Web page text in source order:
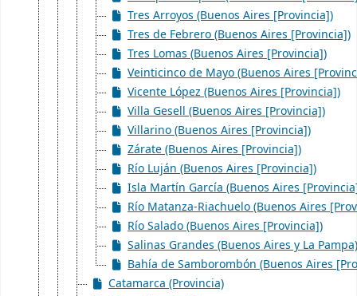
Tres Arroyos (Buenos Aires [Provincia])
Tres de Febrero (Buenos Aires [Provincia])
Tres Lomas (Buenos Aires [Provincia])
Veinticinco de Mayo (Buenos Aires
Vicente López (Buenos Aires [Provincia])
Villa Gesell (Buenos Aires [Provincia])
Villarino (Buenos Aires [Provincia])
Zárate (Buenos Aires [Provincia])
Río Luján (Buenos Aires [Provincia])
Isla Martín García (Buenos Aires
Río Matanza-Riachuelo (Buenos Aires
Río Salado (Buenos Aires [Provincia])
Salinas Grandes (Buenos Aires y La Pampa)
Bahía de Samborombón (Buenos Aires
Catamarca (Provincia)